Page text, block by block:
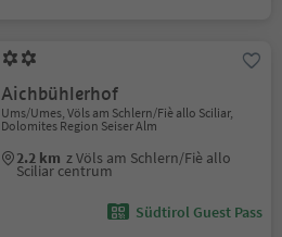
Aichbühlerhof
Ums/Umes, Völs am Schlern/Fiè allo Sciliar,
Dolomites Region Seiser Alm
2.2 km z Völs am Schlern/Fiè allo
Sciliar centrum
Südtirol Guest Pass